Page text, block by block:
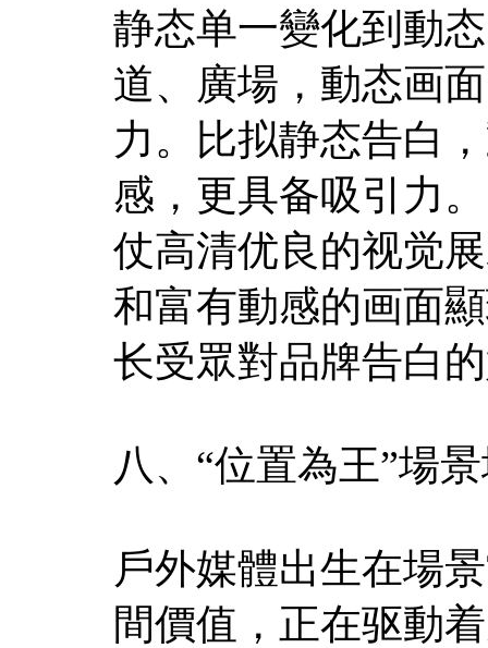
静态单一變化到動
道、廣場，動态画
力。比拟静态告白
感，更具备吸引力
仗高清优良的视觉
和富有動感的画面
长受眾對品牌告白
八、“位置為王”場
戶外媒體出生在場
間價值，正在驱動